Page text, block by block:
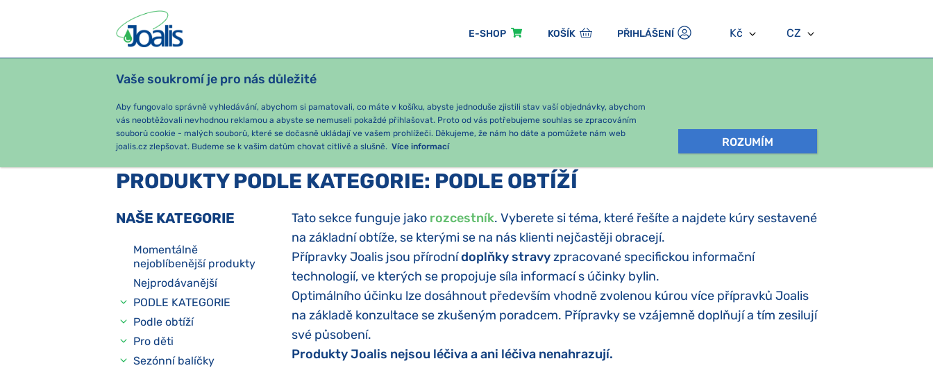
E-SHOP KOŠÍK PŘIHLÁŠENÍ Kč CZ
Vaše soukromí je pro nás důležité
Aby fungovalo správně vyhledávání, abychom si pamatovali, co máte v košíku, abyste jednoduše zjistili stav vaší objednávky, abychom
vás neobtěžovali nevhodnou reklamou a abyste se nemuseli pokaždé přihlašovat. Proto od vás potřebujeme souhlas se zpracováním
souborů cookie - malých souborů, které se dočasně ukládají ve vašem prohlížeči. Děkujeme, že nám ho dáte a pomůžete nám web
joalis.cz zlepšovat. Budeme se k vašim datům chovat citlivě a slušně. Více informací ROZUMÍM
PRODUKTY PODLE OBTÍŽÍ SEZÓNNÍ BALÍČKY
PRODUKTY PODLE KATEGORIE: PODLE OBTÍŽÍ
NAŠE KATEGORIE
Momentálně
nejoblíbenější produkty
Nejprodávanější
PODLE KATEGORIE
Podle obtíží
Pro děti
Sezónní balíčky
Tato sekce funguje jako rozcestník. Vyberete si téma, které řešíte a najdete kúry sestavené
na základní obtíže, se kterými se na nás klienti nejčastěji obracejí.
Přípravky Joalis jsou přírodnídoplňky stravyzpracované specifickou informační
technologií, ve kterých se propojuje síla informací s účinky bylin.
Optimálního účinku lze dosáhnout především vhodně zvolenou kúrou více přípravků Joalis
na základě konzultace se zkušeným poradcem. Přípravky se vzájemně doplňují a tím zesilují
své působení.
Produkty Joalis nejsou léčiva a ani léčiva nenahrazují.